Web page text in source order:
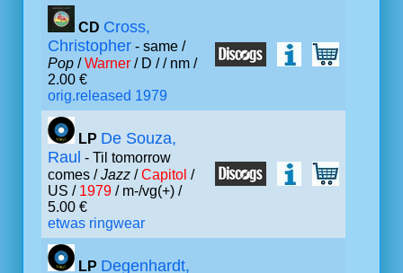
CD Cross,
Christopher - same /
Pop /Warner / D // nm /
2.00 €
orig.released 1979
LP De Souza,
Raul - Til tomorrow
comes /Jazz /Capitol /
US / 1979 / m-/vg(+) /
5.00 €
etwas ringwear
LP Degenhardt,